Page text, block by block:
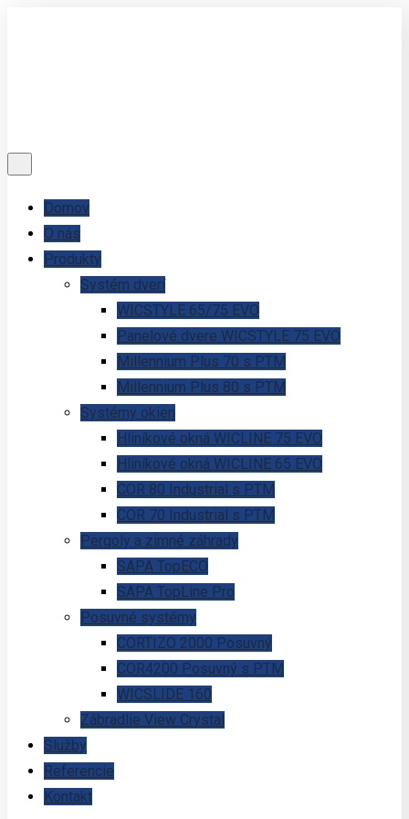
Domov
O nás
Produkty
Systém dverí
WICSTYLE 65/75 EVO
Panelové dvere WICSTYLE 75 EVO
Millennium Plus 70 s PTM
Millennium Plus 80 s PTM
Systémy okien
Hliníkové okná WICLINE 75 EVO
Hliníkové okná WICLINE 65 EVO
COR 80 Industrial s PTM
COR 70 Industrial s PTM
Pergoly a zimné záhrady
SAPA TopECO
SAPA TopLine Pro
Posuvné systémy
CORTIZO 2000 Posuvný
COR4200 Posuvný s PTM
WICSLIDE 160
Zábradlie View Crystal
Služby
Referencie
Kontakt